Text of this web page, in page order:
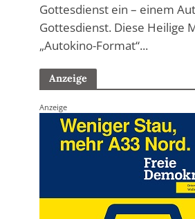
Gottesdienst ein – einem
Gottesdienst. Diese Heilige
„Autokino-Format“...
Anzeige
Anzeige